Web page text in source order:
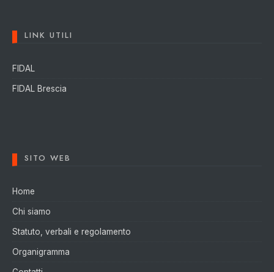
LINK UTILI
FIDAL
FIDAL Brescia
SITO WEB
Home
Chi siamo
Statuto, verbali e regolamento
Organigramma